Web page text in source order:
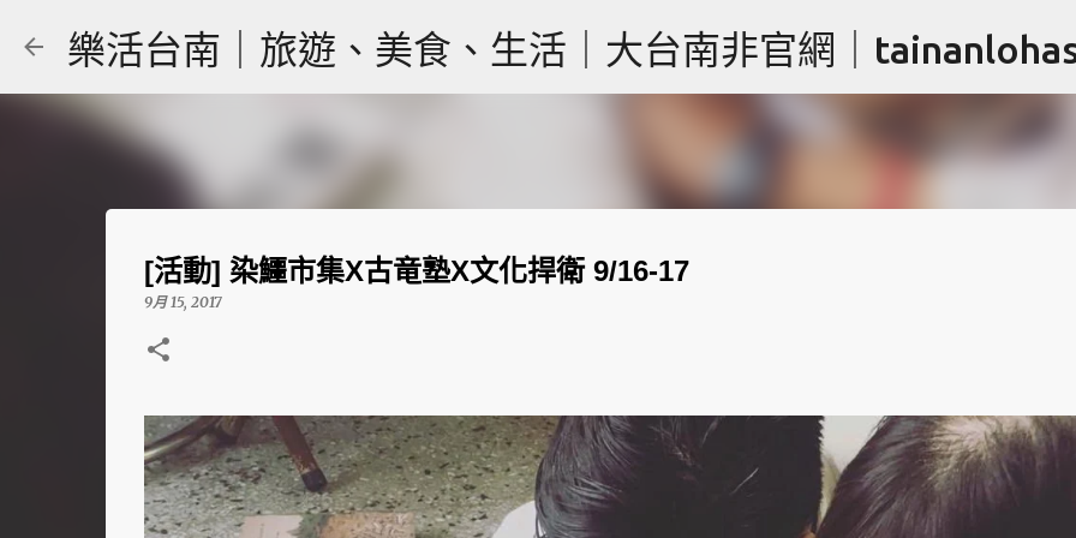
跳到主要內容
樂活台南｜旅遊、美食、生活｜大台南非官網｜
[活動] 染鱷市集X古竜塾X文化捍衛 9/16-17
9月 15, 2017